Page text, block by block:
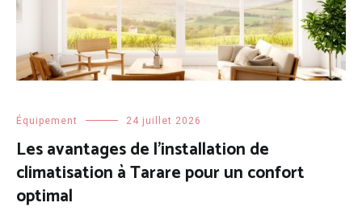
Équipement 24 juillet 2026
Les avantages de l’installation de
climatisation à Tarare pour un confort
optimal